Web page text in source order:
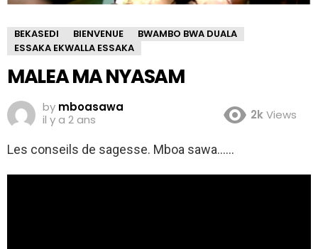
BEKASEDI BIENVENUE
BWAMBO BWA DUALA
ESSAKA EKWALLA ESSAKA
MALEA MA NYASAM
by mboasawa
il y a 2 ans
2kViews
Les conseils de sagesse. Mboa sawa……